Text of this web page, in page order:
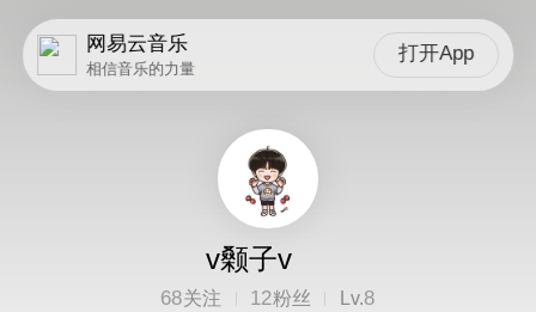
网易云音乐
相信音乐的力量
打开App
v颡子v
68关注 12粉丝 Lv.8